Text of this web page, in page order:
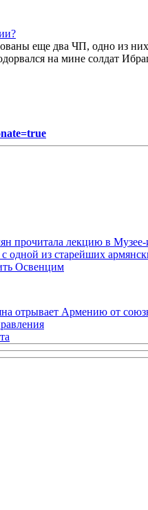
еще два ЧП, одно из
на мине солдат
прочитала лекцию в Музее-
одной из старейших
Освенцим
отрывает Армению от